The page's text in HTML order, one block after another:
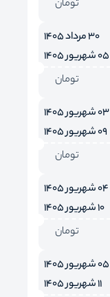
تومان
30 مرداد 1405
05 شهریور 1405
تومان
03 شهریور 1405
09 شهریور 1405
تومان
04 شهریور 1405
10 شهریور 1405
تومان
05 شهریور 1405
11 شهریور 1405